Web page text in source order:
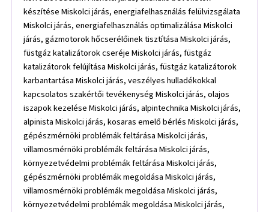
készítése Miskolci járás, energiafelhasználás felülvizsgálata
Miskolci járás, energiafelhasználás optimalizálása Miskolci
járás, gázmotorok hőcserélőinek tisztítása Miskolci járás,
füstgáz katalizátorok cseréje Miskolci járás, füstgáz
katalizátorok felújítása Miskolci járás, füstgáz katalizátorok
karbantartása Miskolci járás, veszélyes hulladékokkal
kapcsolatos szakértői tevékenység Miskolci járás, olajos
iszapok kezelése Miskolci járás, alpintechnika Miskolci járás,
alpinista Miskolci járás, kosaras emelő bérlés Miskolci járás,
gépészmérnöki problémák feltárása Miskolci járás,
villamosmérnöki problémák feltárása Miskolci járás,
környezetvédelmi problémák feltárása Miskolci járás,
gépészmérnöki problémák megoldása Miskolci járás,
villamosmérnöki problémák megoldása Miskolci járás,
környezetvédelmi problémák megoldása Miskolci járás,